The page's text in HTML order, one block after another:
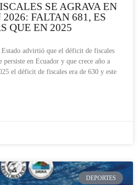
SE AGRAVA EN
FALTAN 681, ES
QUE EN 2025
advirtió que el déficit de fiscales
persiste en Ecuador y que crece año a
el déficit de fiscales era de 630 y este
DEPORTES